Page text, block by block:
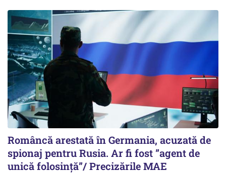
Româncă arestată în Germania, acuzată de
spionaj pentru Rusia. Ar fi fost ”agent de
unică folosință”/ Precizările MAE